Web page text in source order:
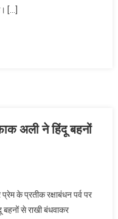
[…]
अली ने हिंदू बहनों
के प्रतीक रक्षाबंधन पर्व पर
बहनों से राखी बंधवाकर